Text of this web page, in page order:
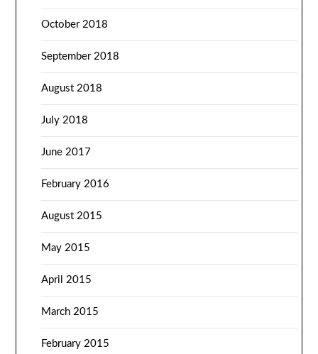
October 2018
September 2018
August 2018
July 2018
June 2017
February 2016
August 2015
May 2015
April 2015
March 2015
February 2015